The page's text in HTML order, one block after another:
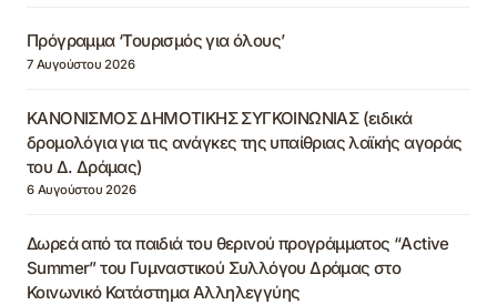
Πρόγραμμα ‘Τουρισμός για όλους’
7 Αυγούστου 2026
ΚΑΝΟΝΙΣΜΟΣ ΔΗΜΟΤΙΚΗΣ ΣΥΓΚΟΙΝΩΝΙΑΣ (ειδικά
δρομολόγια για τις ανάγκες της υπαίθριας λαϊκής αγοράς
του Δ. Δράμας)
6 Αυγούστου 2026
Δωρεά από τα παιδιά του θερινού προγράμματος “Active
Summer” του Γυμναστικού Συλλόγου Δράμας στο
Κοινωνικό Κατάστημα Αλληλεγγύης